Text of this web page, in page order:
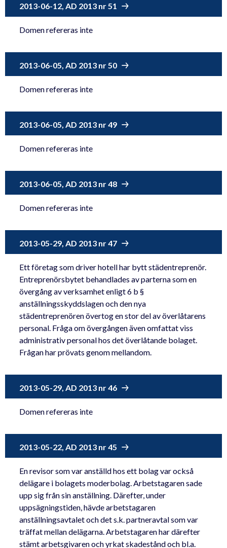
2013-06-12, AD 2013 nr 51
Domen refereras inte
2013-06-05, AD 2013 nr 50
Domen refereras inte
2013-06-05, AD 2013 nr 49
Domen refereras inte
2013-06-05, AD 2013 nr 48
Domen refereras inte
2013-05-29, AD 2013 nr 47
Ett företag som driver hotell har bytt städentreprenör.
Entreprenörsbytet behandlades av parterna som en
övergång av verksamhet enligt 6 b §
anställningsskyddslagen och den nya
städentreprenören övertog en stor del av överlåtarens
personal. Fråga om övergången även omfattat viss
administrativ personal hos det överlåtande bolaget.
Frågan har prövats genom mellandom.
2013-05-29, AD 2013 nr 46
Domen refereras inte
2013-05-22, AD 2013 nr 45
En revisor som var anställd hos ett bolag var också
delägare i bolagets moderbolag. Arbetstagaren sade
upp sig från sin anställning. Därefter, under
uppsägningstiden, hävde arbetstagaren
anställningsavtalet och det s.k. partneravtal som var
träffat mellan delägarna. Arbetstagaren har därefter
stämt arbetsgivaren och yrkat skadestånd och bl.a.